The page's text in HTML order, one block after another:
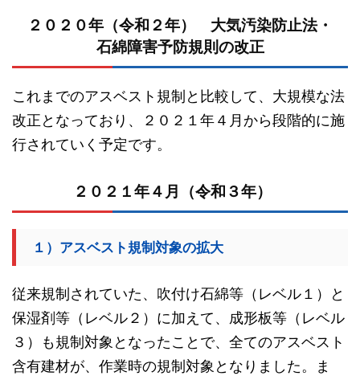
２０２０年（令和２年） 大気汚染防止法・
石綿障害予防規則の改正
これまでのアスベスト規制と比較して、大規模な法
改正となっており、２０２１年４月から段階的に施
行されていく予定です。
２０２１年４月（令和３年）
１）アスベスト規制対象の拡大
従来規制されていた、吹付け石綿等（レベル１）と
保湿剤等（レベル２）に加えて、成形板等（レベル
３）も規制対象となったことで、全てのアスベスト
含有建材が、作業時の規制対象となりました。ま